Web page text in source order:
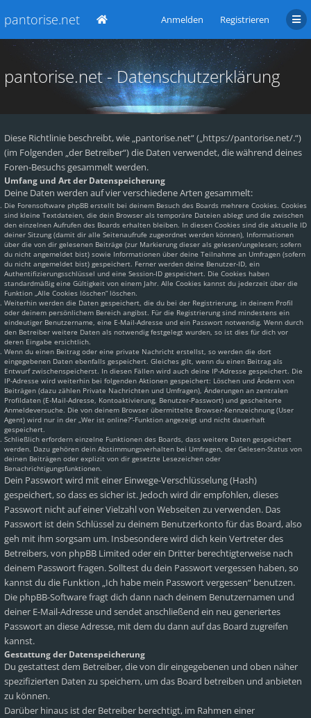
pantorise.net Anmelden Registrieren
pantorise.net - Datenschutzerklärung
Diese Richtlinie beschreibt, wie „pantorise.net“ („https://pantorise.net/.“)
(im Folgenden „der Betreiber“) die Daten verwendet, die während deines
Foren-Besuchs gesammelt werden.
Umfang und Art der Datenspeicherung
Deine Daten werden auf vier verschiedene Arten gesammelt:
Die Forensoftware phpBB erstellt bei deinem Besuch des Boards mehrere Cookies. Cookies
sind kleine Textdateien, die dein Browser als temporäre Dateien ablegt und die zwischen
den einzelnen Aufrufen des Boards erhalten bleiben. In diesen Cookies sind die aktuelle ID
deiner Sitzung (damit dir alle Seitenaufrufe zugeordnet werden können), Informationen
über die von dir gelesenen Beiträge (zur Markierung dieser als gelesen/ungelesen; sofern
du nicht angemeldet bist) sowie Informationen über deine Teilnahme an Umfragen (sofern
du nicht angemeldet bist) gespeichert. Ferner werden deine Benutzer-ID, ein
Authentifizierungsschlüssel und eine Session-ID gespeichert. Die Cookies haben
standardmäßig eine Gültigkeit von einem Jahr. Alle Cookies kannst du jederzeit über die
Funktion „Alle Cookies löschen“ löschen.
Weiterhin werden die Daten gespeichert, die du bei der Registrierung, in deinem Profil
oder deinem persönlichem Bereich angibst. Für die Registrierung sind mindestens ein
eindeutiger Benutzername, eine E-Mail-Adresse und ein Passwort notwendig. Wenn durch
den Betreiber weitere Daten als notwendig festgelegt wurden, so ist dies für dich vor
deren Eingabe ersichtlich.
Wenn du einen Beitrag oder eine private Nachricht erstellst, so werden die dort
eingegebenen Daten ebenfalls gespeichert. Gleiches gilt, wenn du einen Beitrag als
Entwurf zwischenspeicherst. In diesen Fällen wird auch deine IP-Adresse gespeichert. Die
IP-Adresse wird weiterhin bei folgenden Aktionen gespeichert: Löschen und Ändern von
Beiträgen (dazu zählen Private Nachrichten und Umfragen), Änderungen an zentralen
Profildaten (E-Mail-Adresse, Kontoaktivierung, Benutzer-Passwort) und gescheiterte
Anmeldeversuche. Die von deinem Browser übermittelte Browser-Kennzeichnung (User
Agent) wird nur in der „Wer ist online?“-Funktion angezeigt und nicht dauerhaft
gespeichert.
Schließlich erfordern einzelne Funktionen des Boards, dass weitere Daten gespeichert
werden. Dazu gehören dein Abstimmungsverhalten bei Umfragen, der Gelesen-Status von
deinen Beiträgen oder explizit von dir gesetzte Lesezeichen oder
Benachrichtigungsfunktionen.
Dein Passwort wird mit einer Einwege-Verschlüsselung (Hash)
gespeichert, so dass es sicher ist. Jedoch wird dir empfohlen, dieses
Passwort nicht auf einer Vielzahl von Webseiten zu verwenden. Das
Passwort ist dein Schlüssel zu deinem Benutzerkonto für das Board, also
geh mit ihm sorgsam um. Insbesondere wird dich kein Vertreter des
Betreibers, von phpBB Limited oder ein Dritter berechtigterweise nach
deinem Passwort fragen. Solltest du dein Passwort vergessen haben, so
kannst du die Funktion „Ich habe mein Passwort vergessen“ benutzen.
Die phpBB-Software fragt dich dann nach deinem Benutzernamen und
deiner E-Mail-Adresse und sendet anschließend ein neu generiertes
Passwort an diese Adresse, mit dem du dann auf das Board zugreifen
kannst.
Gestattung der Datenspeicherung
Du gestattest dem Betreiber, die von dir eingegebenen und oben näher
spezifizierten Daten zu speichern, um das Board betreiben und anbieten
zu können.
Darüber hinaus ist der Betreiber berechtigt, im Rahmen einer